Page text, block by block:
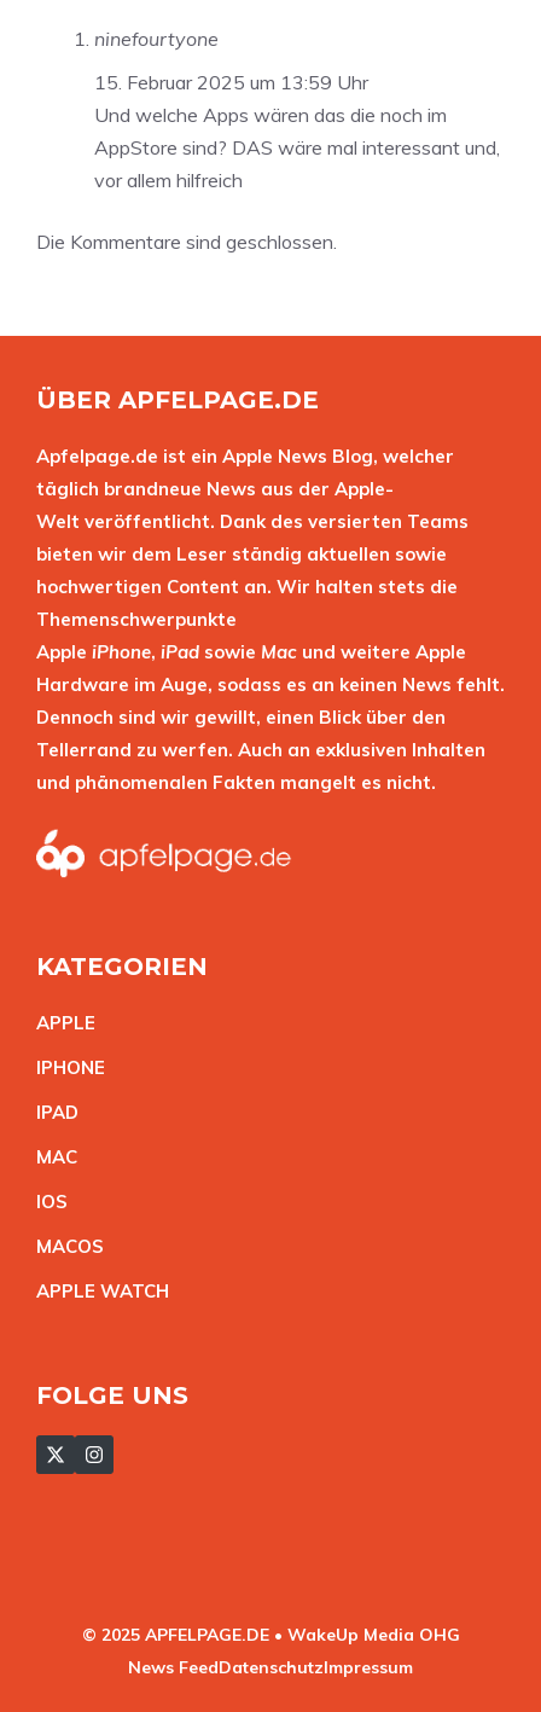
ninefourtyone
15. Februar 2025 um 13:59 Uhr
Und welche Apps wären das die noch im
AppStore sind? DAS wäre mal interessant und,
vor allem hilfreich
Die Kommentare sind geschlossen.
ÜBER APFELPAGE.DE
Apfelpage.de ist ein Apple News Blog, welcher
täglich brandneue News aus der Apple-
Welt veröffentlicht. Dank des versierten Teams
bieten wir dem Leser ständig aktuellen sowie
hochwertigen Content an. Wir halten stets die
Themenschwerpunkte
Apple iPhone, iPad sowie Mac und weitere Apple
Hardware im Auge, sodass es an keinen News fehlt.
Dennoch sind wir gewillt, einen Blick über den
Tellerrand zu werfen. Auch an exklusiven Inhalten
und phänomenalen Fakten mangelt es nicht.
KATEGORIEN
APPLE
IPHONE
IPAD
MAC
IOS
MACOS
APPLE WATCH
FOLGE UNS
© 2025 APFELPAGE.DE • WakeUp Media OHG
News FeedDatenschutzImpressum